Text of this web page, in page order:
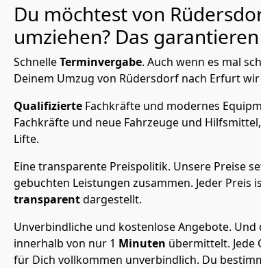
Du möchtest von
umziehen? Das
SchnelleTerminvergabe. Auch wenn es mal
Deinem Umzug von Rüdersdorf nach Erfurt
Qualifizierte Fachkräfte und modernes
Fachkräfte und neue Fahrzeuge und
Lifte.
Eine transparente Preispolitik. Unsere Preise
gebuchten Leistungen zusammen. Jeder Preis
transparentdargestellt.
Unverbindliche und kostenlose Angebote. Und
innerhalb von nur 1 Minuten übermittelt. Jede
für Dich vollkommen unverbindlich. Du